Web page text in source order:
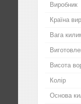
Виробник
Країна
Вага
Висота
Колір
Основа